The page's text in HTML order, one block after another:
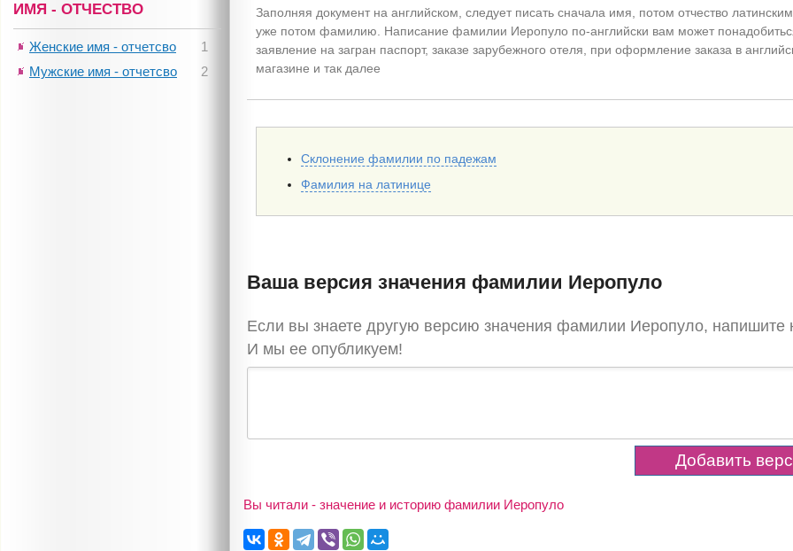
Заполняя документ на английском, следует писать сначала имя, потом отчество
уже потом фамилию. Написание фамилии Иеропуло по-английски вам может
заявление на загран паспорт, заказе зарубежного отеля, при оформление заказа в
магазине и так далее
Склонение фамилии по падежам
Фамилия на латинице
Ваша версия значения фамилии Иеропуло
Если вы знаете другую версию значения фамилии Иеропуло, напишите
И мы ее опубликуем!
Вы читали - значение и историю фамилии Иеропуло
ИМЯ - ОТЧЕСТВО
1
Женские имя - отчетсво
2
Мужские имя - отчетсво